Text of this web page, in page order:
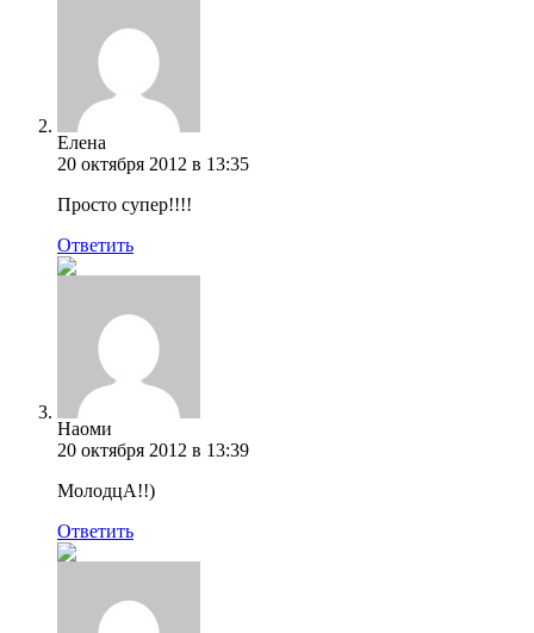
Елена
20 октября 2012 в 13:35
Просто супер!!!!
Ответить
Наоми
20 октября 2012 в 13:39
МолодцА!!)
Ответить